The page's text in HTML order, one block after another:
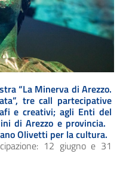
“La Minerva di Arezzo.
trecall partecipative
e creativi; agli Enti del
di Arezzo e provincia.
Olivetti per la cultura.
12 giugno e 31